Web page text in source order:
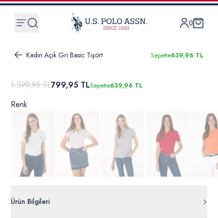
0
Kadın Açık Gri Basic Tişört Sepette639,96 TL
1.399,95 TL799,95 TLSepette639,96 TL
Renk
Ürün Bilgileri